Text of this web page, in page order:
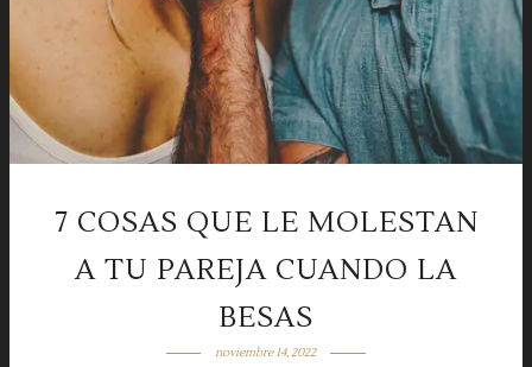
7 COSAS QUE LE MOLESTAN
A TU PAREJA CUANDO LA
BESAS
noviembre 14, 2022